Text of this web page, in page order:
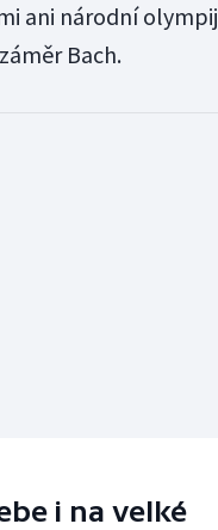
ani národní
Bach.
i na velké